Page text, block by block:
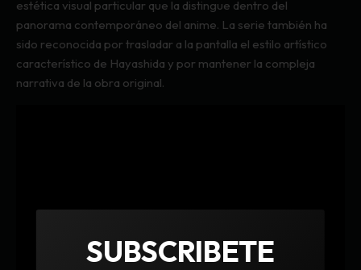
estética visual particular que la distingue dentro del
panorama contemporáneo del anime. La serie también ha
sido reconocida por trasladar a la pantalla el estilo artístico
característico de Hayashida y por mantener la compleja
narrativa de la obra original.
SUBSCRIBETE